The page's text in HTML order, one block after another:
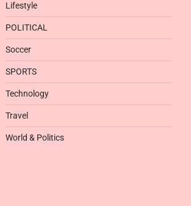
Lifestyle
POLITICAL
Soccer
SPORTS
Technology
Travel
World & Politics